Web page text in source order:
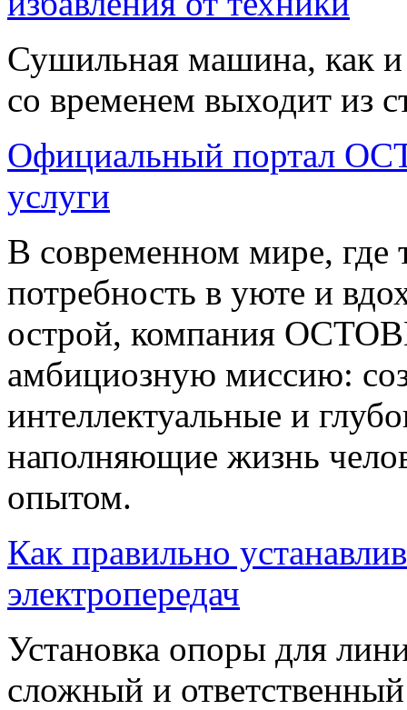
Сушильная машина, как и
со временем выходит из
Официальный портал
услуги
В современном мире, где
потребность в уюте и
острой, компания
амбициозную миссию:
интеллектуальные и
наполняющие жизнь
опытом.
Как правильно
электропередач
Установка опоры для
сложный и